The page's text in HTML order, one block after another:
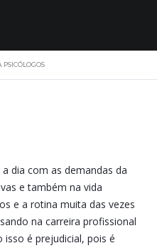
PSICÓLOGOS
dia com as demandas da
e também na vida
e a rotina muita das vezes
na carreira profissional
é prejudicial, pois é